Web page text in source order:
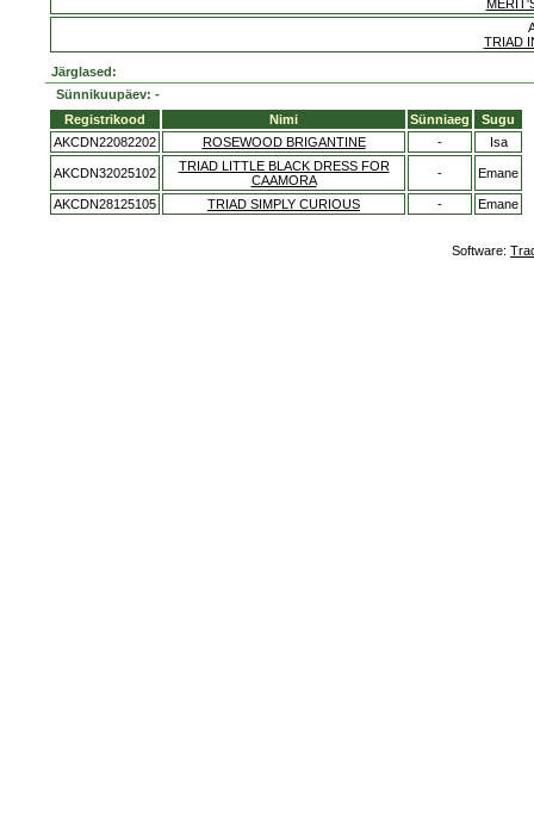
TRIAD
Järglased:
Sünnikuupäev: -
Registrikood
Nimi Sünniaeg
Sugu
AKCDN22082202
ROSEWOOD BRIGANTINE - Isa
AKCDN32025102
TRIAD LITTLE BLACK DRESS FOR
CAAMORA
- Emane
AKCDN28125105 TRIAD SIMPLY CURIOUS - Emane
Software: